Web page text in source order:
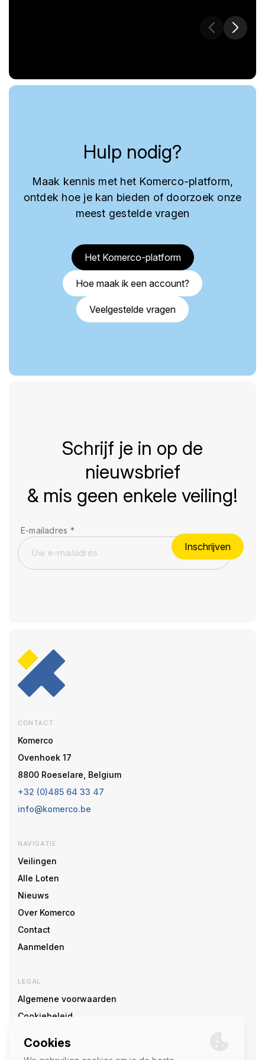
Hulp nodig?
Maak kennis met het Komerco-platform,
ontdek hoe je kan bieden of doorzoek onze
meest gestelde vragen
Het Komerco-platform
Hoe maak ik een account?
Veelgestelde vragen
Schrijf je in op de
nieuwsbrief
& mis geen enkele veiling!
E-mailadres *
Inschrijven
CONTACT
Komerco
Ovenhoek 17
8800 Roeselare, Belgium
+32 (0)485 64 33 47
info@komerco.be
NAVIGATIE
Veilingen
Alle Loten
Nieuws
Over Komerco
Contact
Aanmelden
LEGAL
Algemene voorwaarden
Cookiebeleid